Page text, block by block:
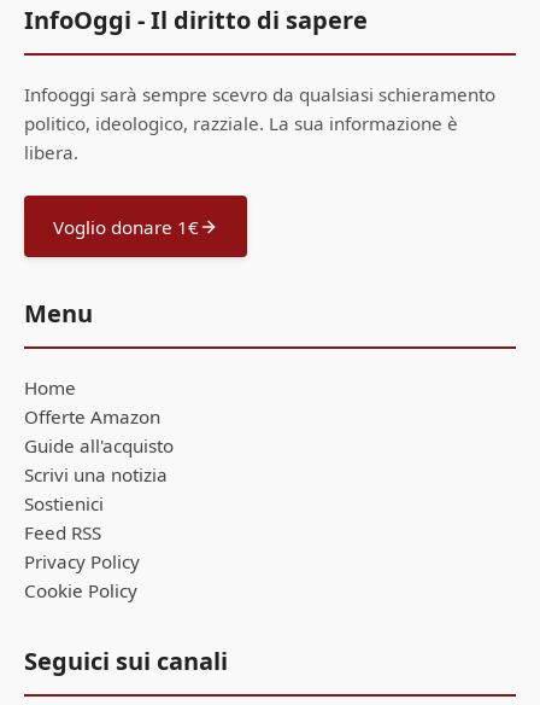
InfoOggi - Il diritto di sapere
Infooggi sarà sempre scevro da qualsiasi schieramento
politico, ideologico, razziale. La sua informazione è
libera.
Voglio donare 1€
Menu
Home
Offerte Amazon
Guide all'acquisto
Scrivi una notizia
Sostienici
Feed RSS
Privacy Policy
Cookie Policy
Seguici sui canali